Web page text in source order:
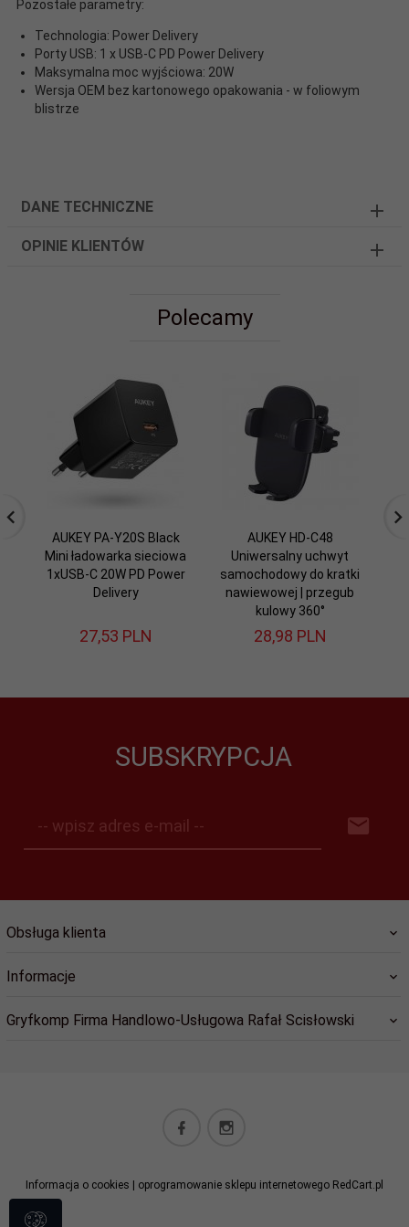
Pozostałe parametry:
Technologia: Power Delivery
Porty USB: 1 x USB-C PD Power Delivery
Maksymalna moc wyjściowa: 20W
Wersja OEM bez kartonowego opakowania - w foliowym
blistrze
DANE TECHNICZNE
OPINIE KLIENTÓW
Polecamy
AUKEY PA-Y20S Black
Mini ładowarka sieciowa
1xUSB-C 20W PD Power
Delivery
27,53 PLN
AUKEY HD-C48
Uniwersalny uchwyt
samochodowy do kratki
nawiewowej | przegub
kulowy 360°
28,98 PLN
SUBSKRYPCJA
-- wpisz adres e-mail --
Obsługa klienta
Informacje
Gryfkomp Firma Handlowo-Usługowa Rafał Scisłowski
Informacja o cookies | oprogramowanie sklepu internetowego RedCart.pl